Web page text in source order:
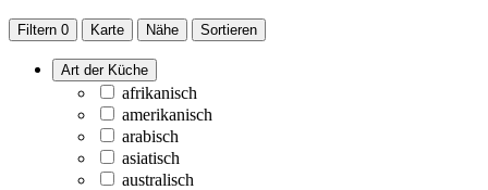
Filtern 0 Karte Nähe Sortieren
Art der Küche
afrikanisch
amerikanisch
arabisch
asiatisch
australisch